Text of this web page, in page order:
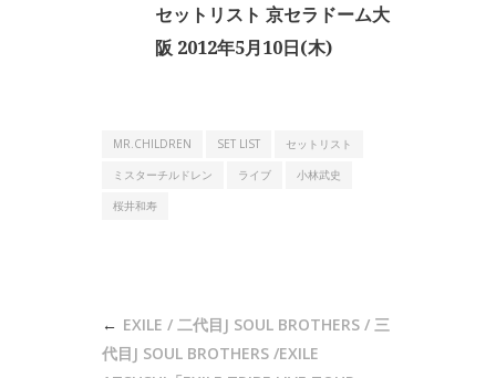
セットリスト 京セラドーム大
阪 2012年5月10日(木)
MR.CHILDREN SET LIST
セットリスト
ミスターチルドレン
ライブ
小林武史
桜井和寿
EXILE / 二代目J SOUL BROTHERS / 三
代目J SOUL BROTHERS /EXILE